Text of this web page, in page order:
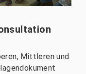
Mittleren und